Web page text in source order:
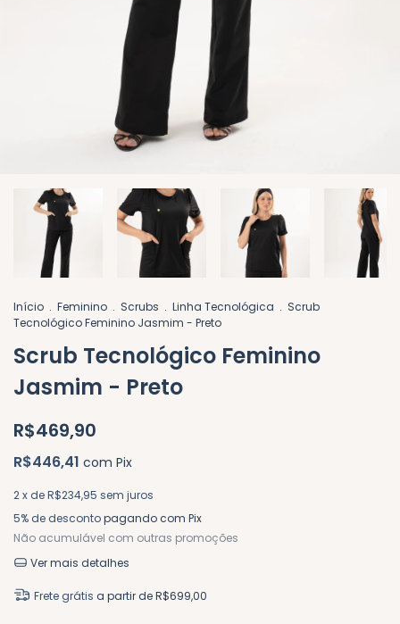
Início . Feminino . Scrubs . Linha Tecnológica . Scrub
Tecnológico Feminino Jasmim - Preto
Scrub Tecnológico Feminino
Jasmim - Preto
R$469,90
R$446,41 com Pix
2x deR$234,95 sem juros
5% de descontopagando com Pix
Não acumulável com outras promoções
Ver mais detalhes
Frete grátis a partir deR$699,00